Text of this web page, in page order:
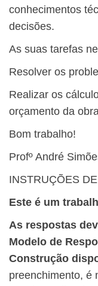
conhecimentos
decisões.
As suas tarefas
Resolver os
Realizar os
orçamento da
Bom trabalho!
Profº André
INSTRUÇÕES
Este é um
As respostas
Modelo de
Construção
preenchimento, é